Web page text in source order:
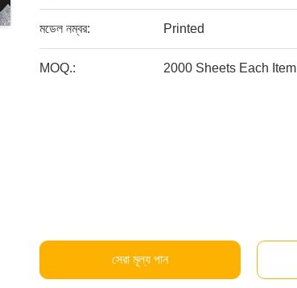
মডেল নম্বর: Printed
MOQ.: 2000 Sheets Each Item
সেরা মূল্য পান